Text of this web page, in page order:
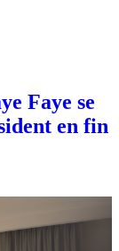
Faye se
en fin